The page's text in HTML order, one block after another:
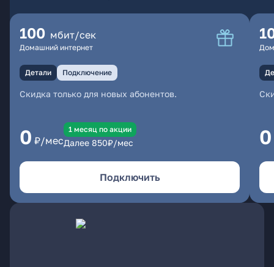
100 мбит/сек
Домашний интернет
Детали Подключение
Скидка только для новых абонентов.
0 ₽/мес
1 месяц по акции
Далее 850₽/мес
Подключить
0